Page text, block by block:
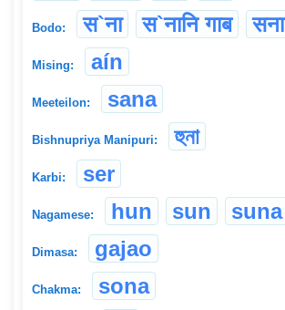
Bodo: स`ना स`नानि गाब सना
Mising: aín
Meeteilon: sana
Bishnupriya Manipuri: হুনা
Karbi: ser
Nagamese: hun sun suna
Dimasa: gajao
Chakma: sona